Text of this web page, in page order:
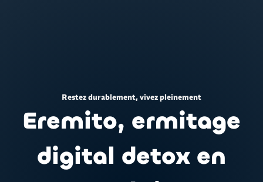
Restez durablement, vivez pleinement
Eremito, ermitage
digital detox en